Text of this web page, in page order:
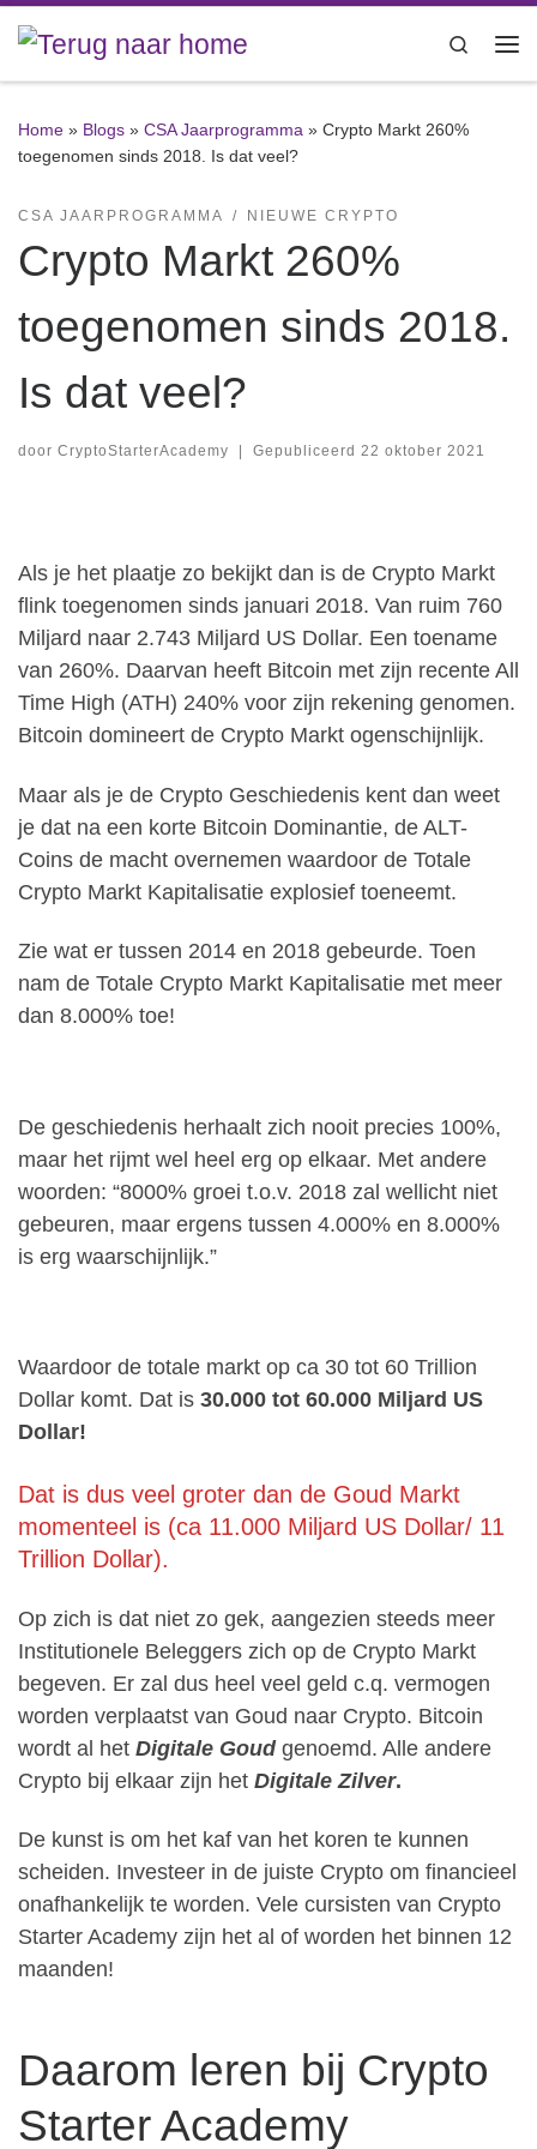
Ga naar inhoud
Search
Home » Blogs » CSA Jaarprogramma » Crypto Markt 260%
toegenomen sinds 2018. Is dat veel?
CSA JAARPROGRAMMA NIEUWE CRYPTO
Crypto Markt 260%
toegenomen sinds 2018.
Is dat veel?
door CryptoStarterAcademy | Gepubliceerd 22 oktober 2021
Als je het plaatje zo bekijkt dan is de Crypto Markt
flink toegenomen sinds januari 2018. Van ruim 760
Miljard naar 2.743 Miljard US Dollar. Een toename
van 260%. Daarvan heeft Bitcoin met zijn recente All
Time High (ATH) 240% voor zijn rekening genomen.
Bitcoin domineert de Crypto Markt ogenschijnlijk.
Maar als je de Crypto Geschiedenis kent dan weet
je dat na een korte Bitcoin Dominantie, de ALT-
Coins de macht overnemen waardoor de Totale
Crypto Markt Kapitalisatie explosief toeneemt.
Zie wat er tussen 2014 en 2018 gebeurde. Toen
nam de Totale Crypto Markt Kapitalisatie met meer
dan 8.000% toe!
De geschiedenis herhaalt zich nooit precies 100%,
maar het rijmt wel heel erg op elkaar. Met andere
woorden: “8000% groei t.o.v. 2018 zal wellicht niet
gebeuren, maar ergens tussen 4.000% en 8.000%
is erg waarschijnlijk.”
Waardoor de totale markt op ca 30 tot 60 Trillion
Dollar komt. Dat is 30.000 tot 60.000 Miljard US
Dollar!
Dat is dus veel groter dan de Goud Markt
momenteel is (ca 11.000 Miljard US Dollar/ 11
Trillion Dollar).
Op zich is dat niet zo gek, aangezien steeds meer
Institutionele Beleggers zich op de Crypto Markt
begeven. Er zal dus heel veel geld c.q. vermogen
worden verplaatst van Goud naar Crypto. Bitcoin
wordt al het Digitale Goud genoemd. Alle andere
Crypto bij elkaar zijn het Digitale Zilver.
De kunst is om het kaf van het koren te kunnen
scheiden. Investeer in de juiste Crypto om financieel
onafhankelijk te worden. Vele cursisten van Crypto
Starter Academy zijn het al of worden het binnen 12
maanden!
Daarom leren bij Crypto
Starter Academy